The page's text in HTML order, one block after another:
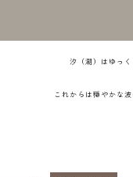
汐（潮）はゆっ
これからは穏やかな